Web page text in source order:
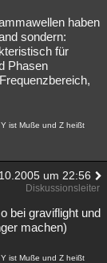
haben
sondern:
für
Phasen
ist Muße und Z heißt
um 22:56
Diskussionsleiter
bei graviflight und
machen)
ist Muße und Z heißt